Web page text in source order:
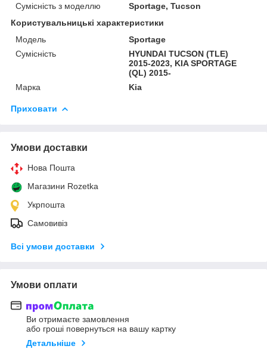
Сумісність з моделлю
Sportage, Tucson
Користувальницькі характеристики
Модель
Sportage
Сумісність
HYUNDAI TUCSON (TLE)
2015-2023, KIA SPORTAGE
(QL) 2015-
Марка
Kia
Приховати
Умови доставки
Нова Пошта
Магазини Rozetka
Укрпошта
Самовивіз
Всі умови доставки
Умови оплати
Ви отримаєте замовлення
або гроші повернуться на вашу картку
Детальніше